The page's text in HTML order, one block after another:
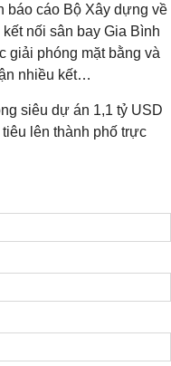
báo cáo Bộ Xây dựng về
nối sân bay Gia Bình
giải phóng mặt bằng và
nhiều kết…
siêu dự án 1,1 tỷ USD
lên thành phố trực